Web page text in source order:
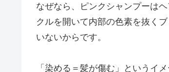
なぜなら、ピンクシャンプーは
クルを開いて内部の色素を抜く
いないからです。
「染める＝髪が傷む」というイ